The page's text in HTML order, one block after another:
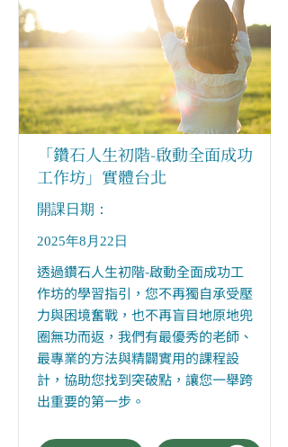
「鑽石人生初階-啟動全面成功
工作坊」實體台北
​開課日期：
2025年8月22日
透過鑽石人生初階-啟動全面成功工
作坊的學習指引，您不再獨自承受壓
力與困境奮戰，也不再盲目地原地兜
圈無功而返，我們有最優秀的老師、
最專業的方法與精闢實用的課程設
計，協助您找到突破點，讓您一舉跨
出重要的第一步。